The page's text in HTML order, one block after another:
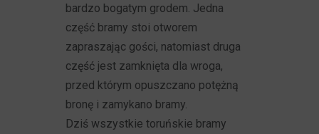
bardzo bogatym grodem. Jedna
część bramy stoi otworem
zapraszając gości, natomiast druga
część jest zamknięta dla wroga,
przed którym opuszczano potężną
bronę i zamykano bramy.
Dziś wszystkie toruńskie bramy